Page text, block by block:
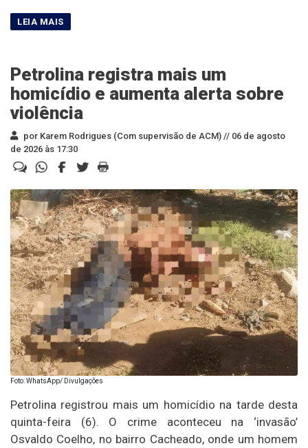
Petrolina registra mais um
homicídio e aumenta alerta sobre
violência
por Karem Rodrigues (Com supervisão de ACM) // 06 de agosto
de 2026 às 17:30
Foto: WhatsApp/ Divulgações
Petrolina registrou mais um homicídio na tarde desta
quinta-feira (6). O crime aconteceu na ‘invasão’
Osvaldo Coelho, no bairro Cacheado, onde um homem